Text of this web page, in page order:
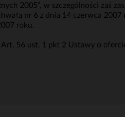
2005”, w szczególności zaś
nr 6 z dnia 14 czerwca
roku.
Art. 56 ust. 1 pkt 2 Ustawy o